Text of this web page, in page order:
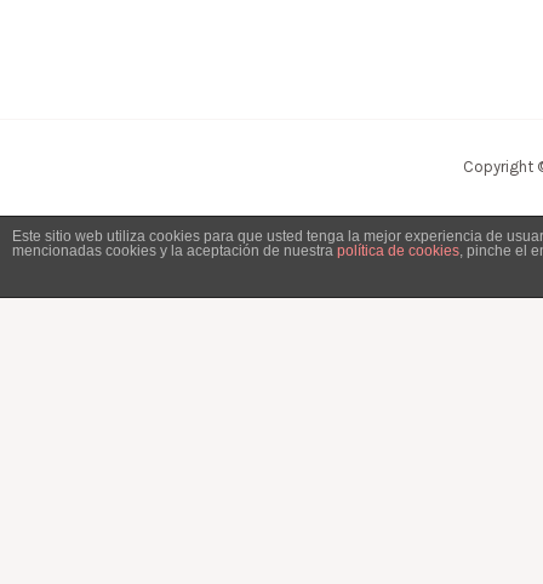
Copyright
Este sitio web utiliza cookies para que usted tenga la mejor experiencia de
mencionadas cookies y la aceptación de nuestra política de cookies , pinche el